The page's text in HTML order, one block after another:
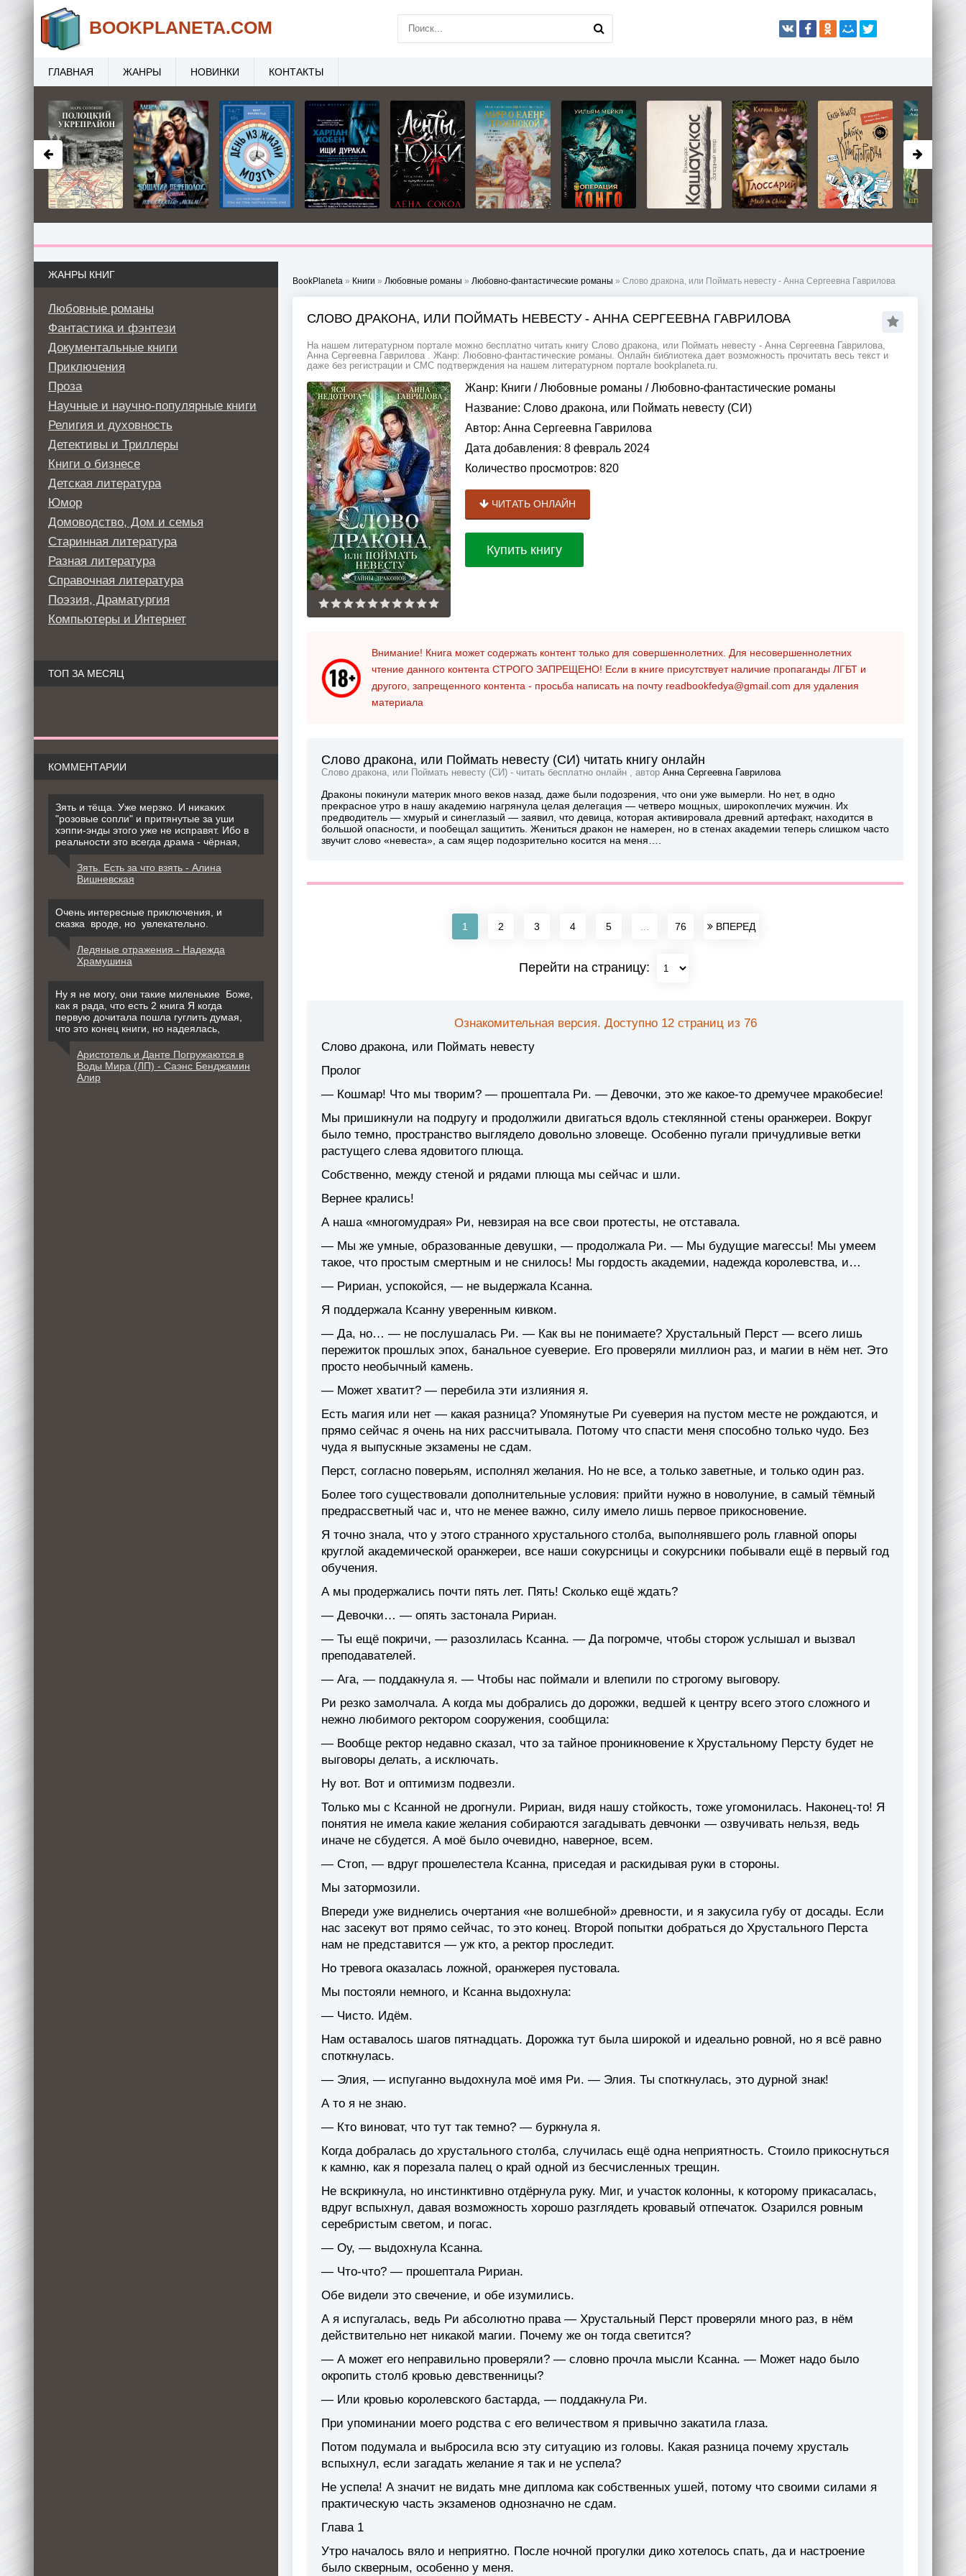
BookPlaneta » Книги » Любовные романы » Любовно-фантастические романы » Слово дракона, или Поймать невесту - Анна Сергеевна Гаврилова
СЛОВО ДРАКОНА, ИЛИ ПОЙМАТЬ НЕВЕСТУ - АННА СЕРГЕЕВНА ГАВРИЛОВА
На нашем литературном портале можно бесплатно читать книгу Слово дракона, или Поймать невесту - Анна Сергеевна Гаврилова,
Анна Сергеевна Гаврилова . Жанр: Любовно-фантастические романы. Онлайн библиотека дает возможность прочитать весь текст и
даже без регистрации и СМС подтверждения на нашем литературном портале bookplaneta.ru.
Жанр: Книги /Любовные романы /Любовно-фантастические романы
Название: Слово дракона, или Поймать невесту (СИ)
Автор: Анна Сергеевна Гаврилова
Дата добавления: 8 февраль 2024
Количество просмотров: 820
ЧИТАТЬ ОНЛАЙН
Купить книгу
Внимание! Книга может содержать контент только для совершеннолетних. Для несовершеннолетних
чтение данного контента СТРОГО ЗАПРЕЩЕНО! Если в книге присутствует наличие пропаганды ЛГБТ и
другого, запрещенного контента - просьба написать на почту readbookfedya@gmail.com для удаления
материала
Слово дракона, или Поймать невесту (СИ) читать книгу онлайн
Слово дракона, или Поймать невесту (СИ) - читать бесплатно онлайн , автор Анна Сергеевна Гаврилова
Драконы покинули материк много веков назад, даже были подозрения, что они уже вымерли. Но нет, в одно
прекрасное утро в нашу академию нагрянула целая делегация — четверо мощных, широкоплечих мужчин. Их
предводитель — хмурый и синеглазый — заявил, что девица, которая активировала древний артефакт, находится в
большой опасности, и пообещал защитить. Жениться дракон не намерен, но в стенах академии теперь слишком часто
звучит слово «невеста», а сам ящер подозрительно косится на меня….
1 2 3 4 5 76 ВПЕРЕД
Перейти на страницу:
Ознакомительная версия. Доступно 12 страниц из 76
Слово дракона, или Поймать невесту
Пролог
— Кошмар! Что мы творим? — прошептала Ри. — Девочки, это же какое-то дремучее мракобесие!
Мы пришикнули на подругу и продолжили двигаться вдоль стеклянной стены оранжереи. Вокруг
было темно, пространство выглядело довольно зловеще. Особенно пугали причудливые ветки
растущего слева ядовитого плюща.
Собственно, между стеной и рядами плюща мы сейчас и шли.
Вернее крались!
А наша «многомудрая» Ри, невзирая на все свои протесты, не отставала.
— Мы же умные, образованные девушки, — продолжала Ри. — Мы будущие магессы! Мы умеем
такое, что простым смертным и не снилось! Мы гордость академии, надежда королевства, и…
— Ририан, успокойся, — не выдержала Ксанна.
Я поддержала Ксанну уверенным кивком.
— Да, но… — не послушалась Ри. — Как вы не понимаете? Хрустальный Перст — всего лишь
пережиток прошлых эпох, банальное суеверие. Его проверяли миллион раз, и магии в нём нет. Это
просто необычный камень.
— Может хватит? — перебила эти излияния я.
Есть магия или нет — какая разница? Упомянутые Ри суеверия на пустом месте не рождаются, и
прямо сейчас я очень на них рассчитывала. Потому что спасти меня способно только чудо. Без
чуда я выпускные экзамены не сдам.
Перст, согласно поверьям, исполнял желания. Но не все, а только заветные, и только один раз.
Более того существовали дополнительные условия: прийти нужно в новолуние, в самый тёмный
предрассветный час и, что не менее важно, силу имело лишь первое прикосновение.
Я точно знала, что у этого странного хрустального столба, выполнявшего роль главной опоры
круглой академической оранжереи, все наши сокурсницы и сокурсники побывали ещё в первый год
обучения.
А мы продержались почти пять лет. Пять! Сколько ещё ждать?
— Девочки… — опять застонала Ририан.
— Ты ещё покричи, — разозлилась Ксанна. — Да погромче, чтобы сторож услышал и вызвал
преподавателей.
— Ага, — поддакнула я. — Чтобы нас поймали и влепили по строгому выговору.
Ри резко замолчала. А когда мы добрались до дорожки, ведшей к центру всего этого сложного и
нежно любимого ректором сооружения, сообщила:
— Вообще ректор недавно сказал, что за тайное проникновение к Хрустальному Персту будет не
выговоры делать, а исключать.
Ну вот. Вот и оптимизм подвезли.
Только мы с Ксанной не дрогнули. Ририан, видя нашу стойкость, тоже угомонилась. Наконец-то! Я
понятия не имела какие желания собираются загадывать девчонки — озвучивать нельзя, ведь
иначе не сбудется. А моё было очевидно, наверное, всем.
— Стоп, — вдруг прошелестела Ксанна, приседая и раскидывая руки в стороны.
Мы затормозили.
Впереди уже виднелись очертания «не волшебной» древности, и я закусила губу от досады. Если
нас засекут вот прямо сейчас, то это конец. Второй попытки добраться до Хрустального Перста
нам не представится — уж кто, а ректор проследит.
Но тревога оказалась ложной, оранжерея пустовала.
Мы постояли немного, и Ксанна выдохнула:
— Чисто. Идём.
Нам оставалось шагов пятнадцать. Дорожка тут была широкой и идеально ровной, но я всё равно
споткнулась.
— Элия, — испуганно выдохнула моё имя Ри. — Элия. Ты споткнулась, это дурной знак!
А то я не знаю.
— Кто виноват, что тут так темно? — буркнула я.
Когда добралась до хрустального столба, случилась ещё одна неприятность. Стоило прикоснуться
к камню, как я порезала палец о край одной из бесчисленных трещин.
Не вскрикнула, но инстинктивно отдёрнула руку. Миг, и участок колонны, к которому прикасалась,
вдруг вспыхнул, давая возможность хорошо разглядеть кровавый отпечаток. Озарился ровным
серебристым светом, и погас.
— Оу, — выдохнула Ксанна.
— Что-что? — прошептала Ририан.
Обе видели это свечение, и обе изумились.
А я испугалась, ведь Ри абсолютно права — Хрустальный Перст проверяли много раз, в нём
действительно нет никакой магии. Почему же он тогда светится?
— А может его неправильно проверяли? — словно прочла мысли Ксанна. — Может надо было
окропить столб кровью девственницы?
— Или кровью королевского бастарда, — поддакнула Ри.
При упоминании моего родства с его величеством я привычно закатила глаза.
Потом подумала и выбросила всю эту ситуацию из головы. Какая разница почему хрусталь
вспыхнул, если загадать желание я так и не успела?
Не успела! А значит не видать мне диплома как собственных ушей, потому что своими силами я
практическую часть экзаменов однозначно не сдам.
Глава 1
Утро началось вяло и неприятно. После ночной прогулки дико хотелось спать, да и настроение
было скверным, особенно у меня.
ЖАНРЫ КНИГ
Любовные романы
Фантастика и фэнтези
Документальные книги
Приключения
Проза
Научные и научно-популярные книги
Религия и духовность
Детективы и Триллеры
Книги о бизнесе
Детская литература
Юмор
Домоводство, Дом и семья
Старинная литература
Разная литература
Справочная литература
Поэзия, Драматургия
Компьютеры и Интернет
ТОП ЗА МЕСЯЦ
КОММЕНТАРИИ
Зять и тёща. Уже мерзко. И никаких
"розовые сопли" и притянутые за уши
хэппи-энды этого уже не исправят. Ибо в
реальности это всегда драма - чёрная,
Зять. Есть за что взять - Алина
Вишневская
Очень интересные приключения, и
сказка вроде, но увлекательно.
Ледяные отражения - Надежда
Храмушина
Ну я не могу, они такие миленькие Боже,
как я рада, что есть 2 книга Я когда
первую дочитала пошла гуглить думая,
что это конец книги, но надеялась,
Аристотель и Данте Погружаются в
Воды Мира (ЛП) - Саэнс Бенджамин
Алир
BOOKPLANETA.COM
ГЛАВНАЯ ЖАНРЫ НОВИНКИ КОНТАКТЫ